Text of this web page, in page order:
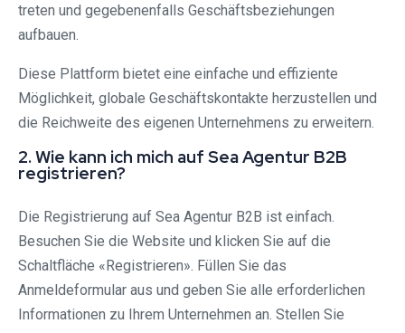
treten und gegebenenfalls Geschäftsbeziehungen
aufbauen.
Diese Plattform bietet eine einfache und effiziente
Möglichkeit, globale Geschäftskontakte herzustellen und
die Reichweite des eigenen Unternehmens zu erweitern.
2. Wie kann ich mich auf Sea Agentur B2B
registrieren?
Die Registrierung auf Sea Agentur B2B ist einfach.
Besuchen Sie die Website und klicken Sie auf die
Schaltfläche «Registrieren». Füllen Sie das
Anmeldeformular aus und geben Sie alle erforderlichen
Informationen zu Ihrem Unternehmen an. Stellen Sie